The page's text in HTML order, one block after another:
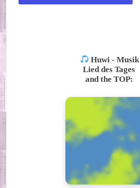
Huwi - Musik
Lied des Tages
and the TOP: